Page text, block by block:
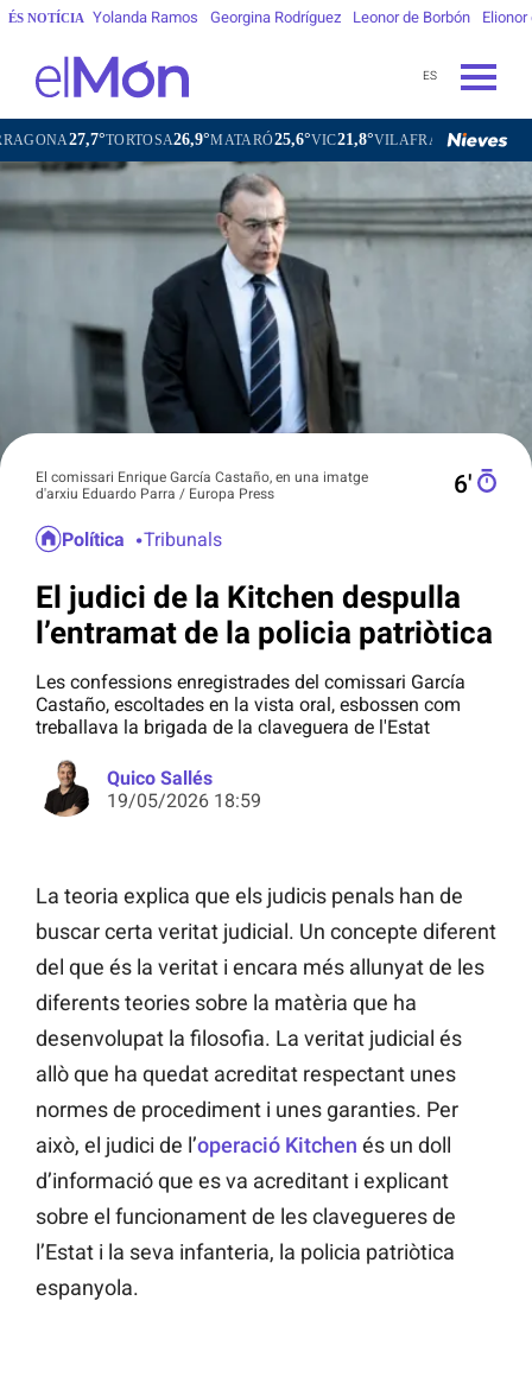
ÉS NOTÍCIA Yolanda Ramos Georgina Rodríguez Leonor de Borbón Elionor
ES
TORTOSA26,9°MATARÓ25,6°VIC21,8°VILAFRANCA DEL PENEDÈS24,2°
El comissari Enrique García Castaño, en una imatge
d'arxiu Eduardo Parra / Europa Press
6′
Política Tribunals
El judici de la Kitchen despulla
l’entramat de la policia patriòtica
Les confessions enregistrades del comissari García
Castaño, escoltades en la vista oral, esbossen com
treballava la brigada de la claveguera de l'Estat
Quico Sallés
19/05/2026 18:59
La teoria explica que els judicis penals han de
buscar certa veritat judicial. Un concepte diferent
del que és la veritat i encara més allunyat de les
diferents teories sobre la matèria que ha
desenvolupat la filosofia. La veritat judicial és
allò que ha quedat acreditat respectant unes
normes de procediment i unes garanties. Per
això, el judici de l’operació Kitchen és un doll
d’informació que es va acreditant i explicant
sobre el funcionament de les clavegueres de
l’Estat i la seva infanteria, la policia patriòtica
espanyola.